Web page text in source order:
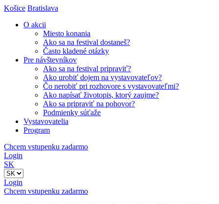
Košice Bratislava
O akcii
Miesto konania
Ako sa na festival dostaneš?
Často kladené otázky
Pre návštevníkov
Ako sa na festival pripraviť?
Ako urobiť dojem na vystavovateľov?
Čo nerobiť pri rozhovore s vystavovateľmi?
Ako napísať životopis, ktorý zaujme?
Ako sa pripraviť na pohovor?
Podmienky súťaže
Vystavovatelia
Program
Chcem vstupenku zadarmo
Login
SK
Login
Chcem vstupenku zadarmo